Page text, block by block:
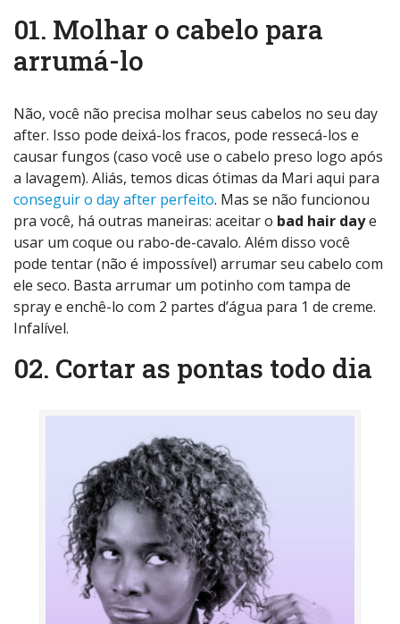
01. Molhar o cabelo para
arrumá-lo
Não, você não precisa molhar seus cabelos no seu day
after. Isso pode deixá-los fracos, pode ressecá-los e
causar fungos (caso você use o cabelo preso logo após
a lavagem). Aliás, temos dicas ótimas da Mari aqui para
conseguir o day after perfeito. Mas se não funcionou
pra você, há outras maneiras: aceitar o bad hair daye
usar um coque ou rabo-de-cavalo. Além disso você
pode tentar (não é impossível) arrumar seu cabelo com
ele seco. Basta arrumar um potinho com tampa de
spray e enchê-lo com 2 partes d’água para 1 de creme.
Infalível.
02. Cortar as pontas todo dia